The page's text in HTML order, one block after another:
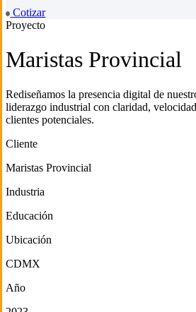
Cotizar
Proyecto
Maristas Provincial
Rediseñamos la presencia digital de
liderazgo industrial con claridad,
clientes potenciales.
Cliente
Maristas Provincial
Industria
Educación
Ubicación
CDMX
Año